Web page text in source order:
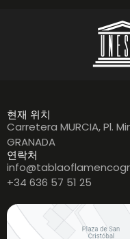
현재 위치
Carretera MURCIA, Pl.
GRANADA
연락처
+34 636 57 51 25